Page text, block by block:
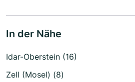
In der Nähe
Idar-Oberstein (16)
Zell (Mosel) (8)